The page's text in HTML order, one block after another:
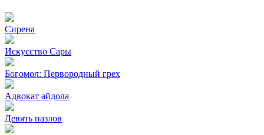
Сирена
Искусство Сары
Богомол: Первородный грех
Адвокат айдола
Девять пазлов